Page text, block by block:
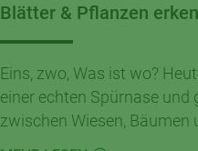
Blätter & Pflanzen
Eins, zwo, Was ist wo?
einer echten Spürnase und
zwischen Wiesen, Bäumen
Augen und ein wenig